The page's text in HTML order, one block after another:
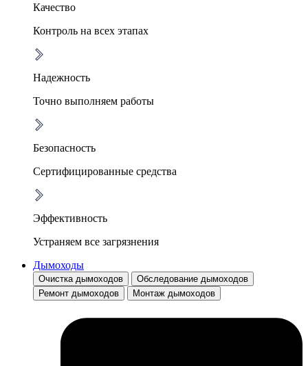
Качество
Контроль на всех этапах
Надежность
Точно выполняем работы
Безопасность
Сертифицированные средства
Эффективность
Устраняем все загрязнения
Дымоходы
Очистка дымоходов
Обследование дымоходов
Ремонт дымоходов
Монтаж дымоходов